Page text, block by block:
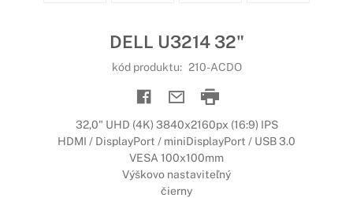
DELL U3214 32"
kód produktu: 210-ACDO
32,0" UHD (4K) 3840x2160px (16:9) IPS
HDMI / DisplayPort / miniDisplayPort / USB 3.0
VESA 100x100mm
Výškovo nastaviteľný
čierny